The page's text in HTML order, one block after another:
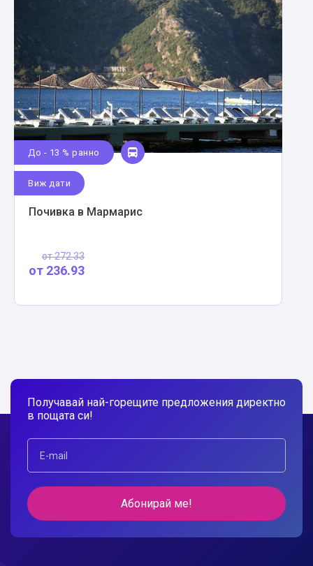
До - 13 % ранно
Виж дати
Почивка в Мармарис
от272.33
от 236.93
Получавай най-горещите предложения директно
в пощата си!
Абонирай ме!